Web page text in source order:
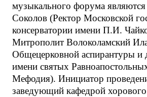
музыкального форума
Соколов (Ректор Московской
консерватории имени П.И.
Митрополит Волоколамский
Общецерковной аспирантуры и
имени святых
Мефодия). Инициатор
заведующий кафедрой